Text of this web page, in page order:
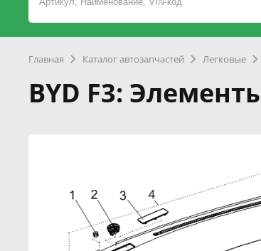
Главная Каталог автозапчастей Легковые
BYD F3: